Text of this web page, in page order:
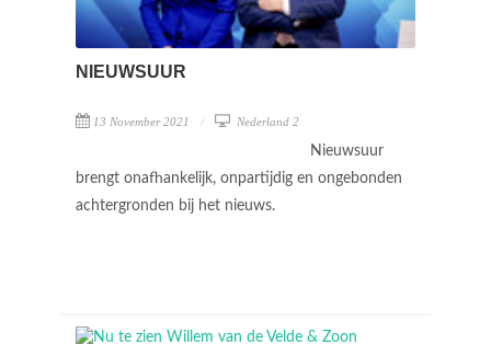
NIEUWSUUR
13 November 2021 Nederland 2
Nieuwsuur
brengt onafhankelijk, onpartijdig en ongebonden
achtergronden bij het nieuws.